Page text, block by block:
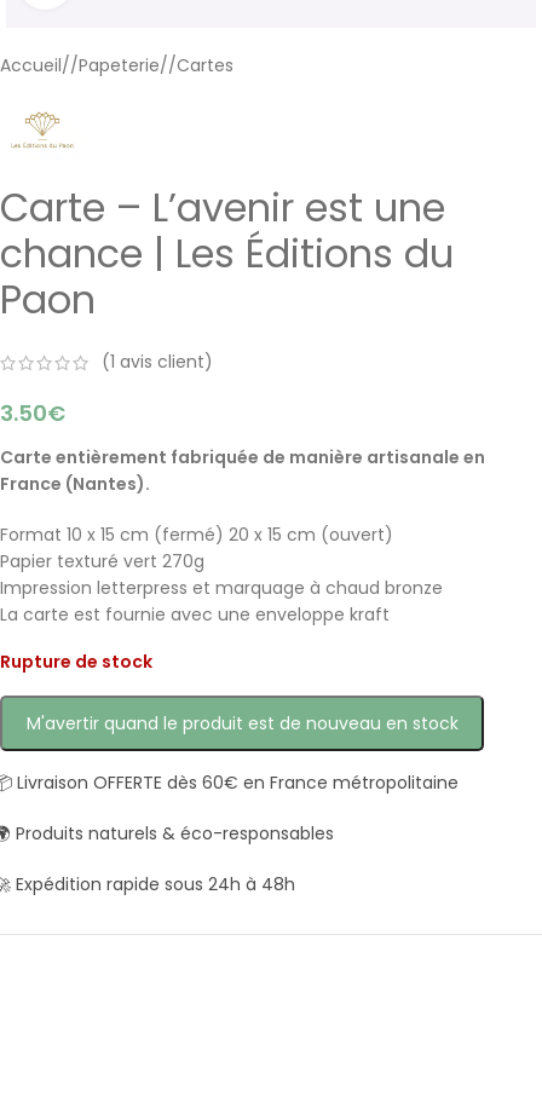
Accueil/ Papeterie/ Cartes
Carte – L’avenir est une
chance | Les Éditions du
Paon
(1 avis client)
3.50€
Carte entièrement fabriquée de manière artisanale en
France (Nantes).
Format 10 x 15 cm (fermé) 20 x 15 cm (ouvert)
Papier texturé vert 270g
Impression letterpress et marquage à chaud bronze
La carte est fournie avec une enveloppe kraft
Rupture de stock
M'avertir quand le produit est de nouveau en stock
Livraison OFFERTE dès 60€ en France métropolitaine
Produits naturels & éco-responsables
Expédition rapide sous 24h à 48h